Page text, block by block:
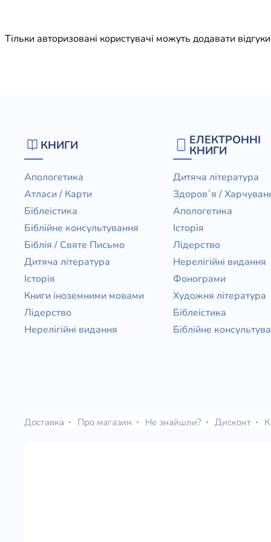
Тільки авторизовані користувачі можуть додавати відгуки
КНИГИ
Апологетика
Атласи / Карти
Біблеістика
Біблійне консультування
Біблія / Святе Письмо
Дитяча література
Історія
Книги іноземними мовами
Лідерство
Нерелігійні видання
ЕЛЕКТРОННІ
КНИГИ
Дитяча література
Здоров`я /
Апологетика
Історія
Лідерство
Нерелігійні видання
Фонограми
Художня література
Біблеістика
Біблійне
Доставка Про магазин Не знайшли? Дисконт